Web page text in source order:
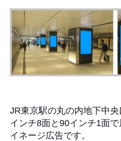
JR東京駅の丸の内地下中
インチ8面と 90インチ1面で
イネージ広告です。